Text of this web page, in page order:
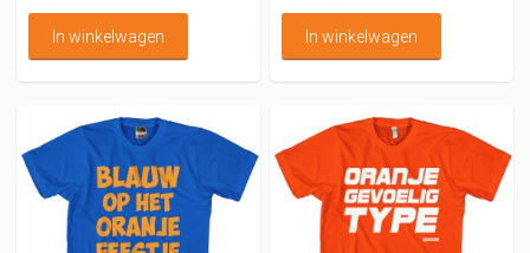
In winkelwagen In winkelwagen